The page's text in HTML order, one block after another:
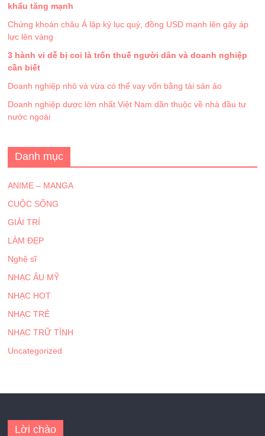
khẩu tăng mạnh
Chứng khoán châu Á lập kỷ lục quý, đồng USD mạnh lên gây áp
lực lên vàng
3 hành vi dễ bị coi là trốn thuế người dân và doanh nghiệp
cần biết
Doanh nghiệp nhỏ và vừa có thể vay vốn bằng tài sản ảo
Doanh nghiệp dược lớn nhất Việt Nam dần thuộc về nhà đầu tư
nước ngoài
Danh mục
ANIME – MANGA
CUỘC SỐNG
GIẢI TRÍ
LÀM ĐẸP
Nghệ sĩ
NHẠC ÂU MỸ
NHẠC HOT
NHẠC TRẺ
NHẠC TRỮ TÌNH
Uncategorized
Lời chào